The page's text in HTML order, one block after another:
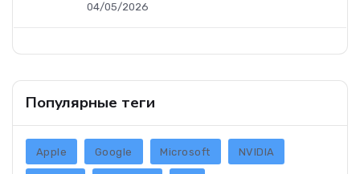
04/05/2026
Популярные теги
Apple Google Microsoft NVIDIA